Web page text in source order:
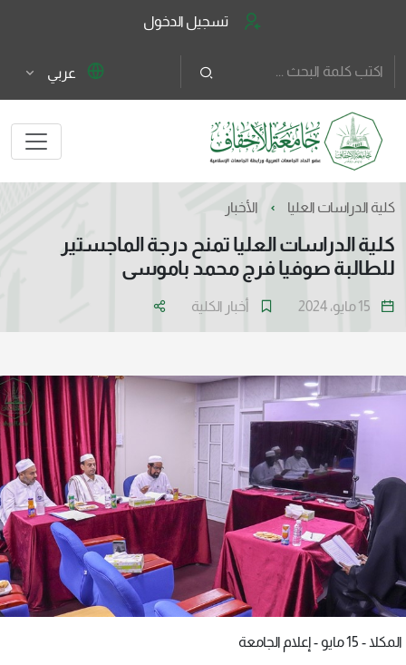
تسجيل الدخول
عربي
كلية الدراسات العليا الأخبار
كلية الدراسات العليا تمنح درجة الماجستير
للطالبة صوفيا فرج محمد باموسى
15 مايو، 2024 أخبار الكلية
المكلا - 15 مايو - إعلام الجامعة